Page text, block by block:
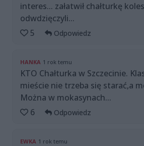
interes... załatwił chałturkę
odwdzięczyli...
5
Odpowiedz
HANKA 1 rok temu
KTO Chałturka w Szczecinie.
mieście nie trzeba się starać,a
Można w mokasynach...
6
Odpowiedz
EWKA 1 rok temu